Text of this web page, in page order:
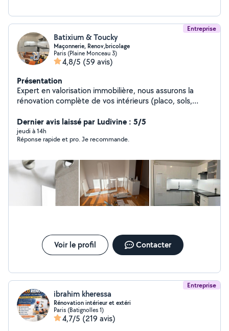
Entreprise
Batixium & Toucky
Maçonnerie, Renov,bricolage
Paris (Plaine Monceau 3)
4,8/5 (59 avis)
Présentation
Expert en valorisation immobilière, nous assurons la
rénovation complète de vos intérieurs (placo, sols,
multimédias) avec une précision d'artisan. J'offre
également un service de conciergerie clé en main
incluant l'entretien rigoureux de vos biens Airbnb pour
Dernier avis laissé par Ludivine : 5/5
jeudi à 14h
Réponse rapide et pro. Je recommande.
Voir le profil Contacter
Entreprise
ibrahim kheressa
Rénovation intérieur et extéri
Paris (Batignolles 1)
4,7/5 (219 avis)